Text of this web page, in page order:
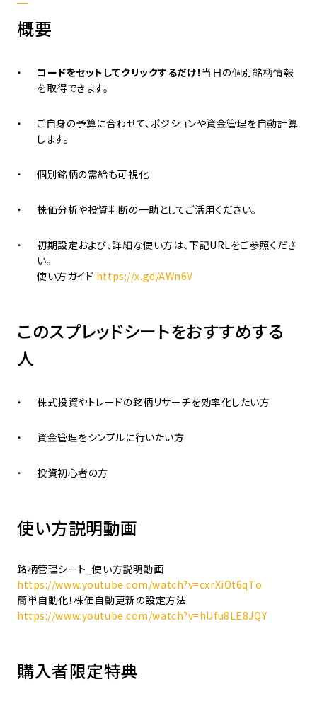
概要
コードをセットしてクリックするだけ！当日の個別銘柄情報
を取得できます。
ご自身の予算に合わせて、ポジションや資金管理を自動計算
します。
個別銘柄の需給も可視化
株価分析や投資判断の一助としてご活用ください。
初期設定および、詳細な使い方は、下記URLをご参照くださ
い。
使い方ガイド https://x.gd/AWn6V
このスプレッドシートをおすすめする
人
株式投資やトレードの銘柄リサーチを効率化したい方
資金管理をシンプルに行いたい方
投資初心者の方
使い方説明動画
銘柄管理シート_使い方説明動画
https://www.youtube.com/watch?v=cxrXiOt6qTo
簡単自動化！株価自動更新の設定方法
https://www.youtube.com/watch?v=hUfu8LE8JQY
購入者限定特典